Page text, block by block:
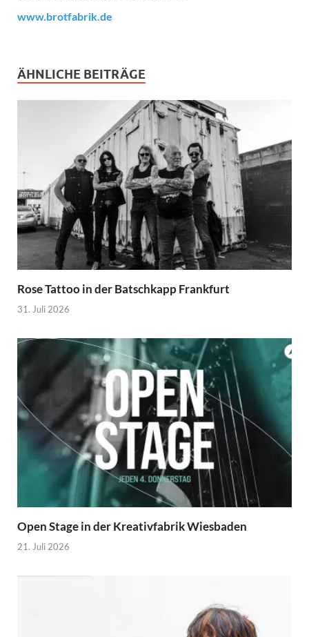
www.brotfabrik.de
ÄHNLICHE BEITRÄGE
Rose Tattoo in der Batschkapp Frankfurt
31. Juli 2026
Open Stage in der Kreativfabrik Wiesbaden
21. Juli 2026